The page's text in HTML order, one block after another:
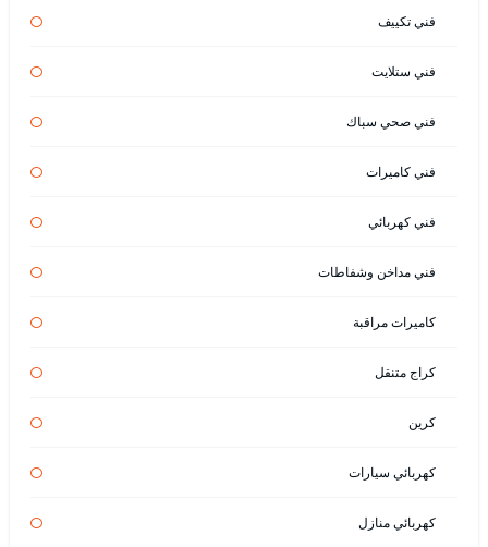
فني تكييف
فني ستلايت
فني صحي سباك
فني كاميرات
فني كهربائي
فني مداخن وشفاطات
كاميرات مراقبة
كراج متنقل
كرين
كهربائي سيارات
كهربائي منازل